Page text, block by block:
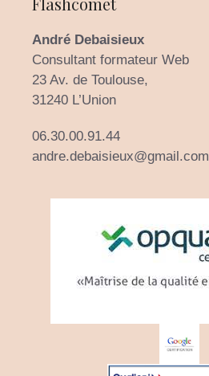
André Debaisieux
Consultant formateur Web
23 Av. de Toulouse,
31240 L’Union
06.30.00.91.44
andre.debaisieux@gmail.com